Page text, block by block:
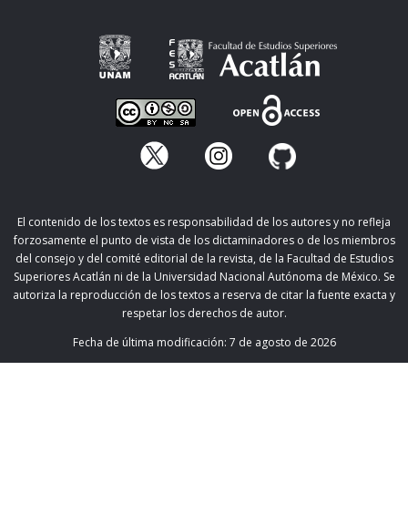
El contenido de los textos es responsabilidad de los autores y no refleja
forzosamente el punto de vista de los dictaminadores o de los miembros
del consejo y del comité editorial de la revista, de la Facultad de Estudios
Superiores Acatlán ni de la Universidad Nacional Autónoma de México. Se
autoriza la reproducción de los textos a reserva de citar la fuente exacta y
respetar los derechos de autor.
Fecha de última modificación: 7 de agosto de 2026